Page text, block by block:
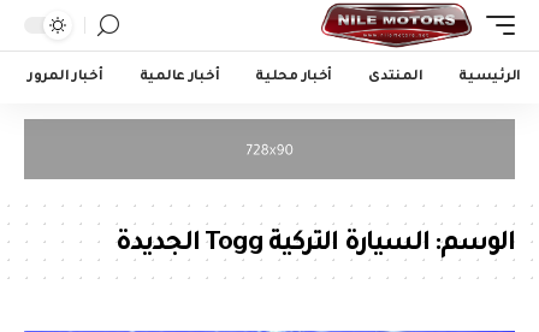
الرئيسية المنتدى أخبار محلية أخبار عالمية أخبار المرور
الوسم: السيارة التركية Togg الجديدة